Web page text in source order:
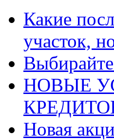
Какие
участок,
Выбирайте
НОВЫЕ
Новая